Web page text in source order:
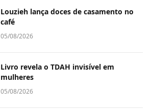
Louzieh lança doces de casamento no
café
05/08/2026
Livro revela o TDAH invisível em
mulheres
05/08/2026